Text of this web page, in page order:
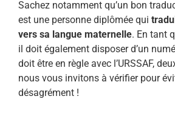
Sachez notamment qu’un bon
est une personne diplômée qui
vers sa langue maternelle. En tant
il doit également disposer d’un
doit être en règle avec l’URSSAF,
nous vous invitons à vérifier pour
désagrément !